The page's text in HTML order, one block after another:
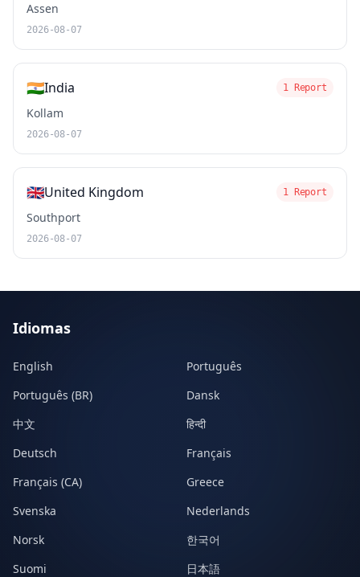
Assen
2026-08-07
🇮🇳India 1 Report
Kollam
2026-08-07
🇬🇧United Kingdom 1 Report
Southport
2026-08-07
Idiomas
English
Português
Português (BR)
Dansk
中文
हिन्दी
Deutsch
Français
Français (CA)
Greece
Svenska
Nederlands
Norsk
한국어
Suomi
日本語